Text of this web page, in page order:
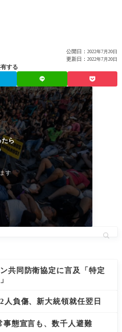
公開日： 2022年7月20日
更新日： 2022年7月20日
する
たら
す
共同防衛協定に言及「特定
人負傷、新大統領就任翌日
事態宣言も、数千人避難